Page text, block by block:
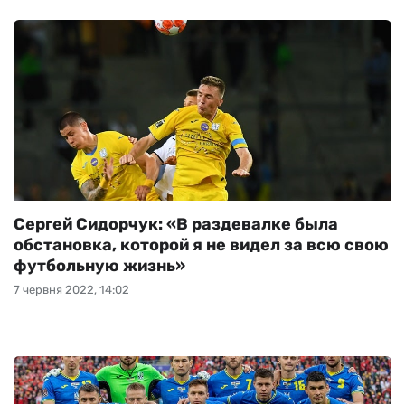
7 червня 2022, 14:02
Сергей Сидорчук: «В раздевалке была
обстановка, которой я не видел за всю свою
футбольную жизнь»